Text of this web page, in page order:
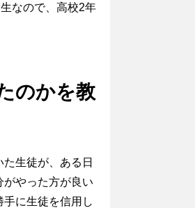
なので、高校2年
のかを教
生徒が、ある日
やった方が良い
に生徒を信用し